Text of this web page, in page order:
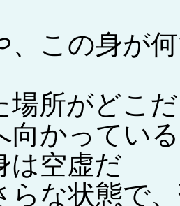
、この身が
場所がどこ
向かってい
は空虚だ
らな状態で